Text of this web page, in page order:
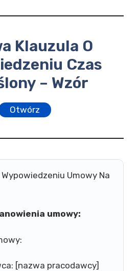
Klauzula O
Czas
– Wzór
Otwórz
Umowy Na
umowy:
[nazwa pracodawcy]